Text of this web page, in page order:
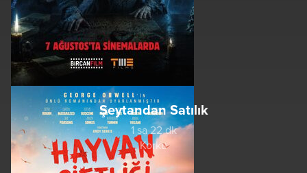
Şeytandan Satılık
1 sa 22 dk
Korku